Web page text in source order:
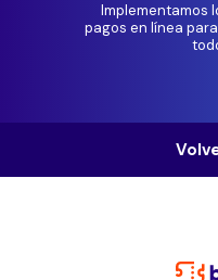
Implementamos
pagos en línea